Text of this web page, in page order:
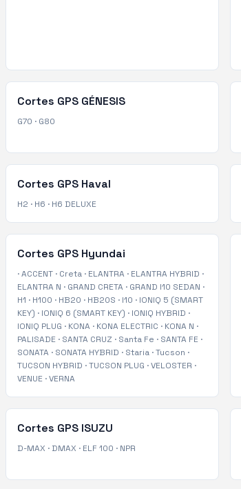
Cortes GPS GÉNESIS
G70 · G80
Cortes GPS Haval
H2 · H6 · H6 DELUXE
Cortes GPS Hyundai
·ACCENT · Creta · ELANTRA · ELANTRA HYBRID ·
ELANTRA N · GRAND CRETA · GRAND I10 SEDAN ·
H1 · H100 · HB20 · HB20S · I10 · IONIQ 5 (SMART
KEY) · IONIQ 6 (SMART KEY) · IONIQ HYBRID ·
IONIQ PLUG · KONA · KONA ELECTRIC · KONA N ·
PALISADE · SANTA CRUZ · Santa Fe · SANTA FE ·
SONATA · SONATA HYBRID · Staria ·Tucson ·
TUCSON HYBRID ·TUCSON PLUG ·VELOSTER ·
VENUE ·VERNA
Cortes GPS ISUZU
D-MAX · DMAX · ELF 100 · NPR